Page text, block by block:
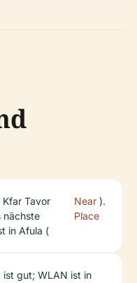
Kfar Tavor
nächste
in Afula (
Near
Place
).
gut; WLAN ist in